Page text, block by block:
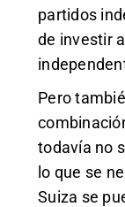
partidos
de investir
Pero
todavía no
lo que se
Suiza se